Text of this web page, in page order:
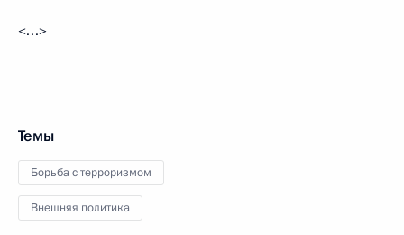
<…>
Темы
Борьба с терроризмом
Внешняя политика